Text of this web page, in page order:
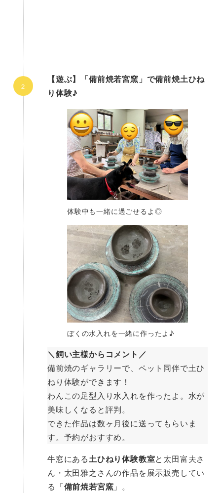
【遊ぶ】「備前焼若宮窯」で備前焼土ひね
り体験♪
体験中も一緒に過ごせるよ◎
ぼくの水入れを一緒に作ったよ♪
＼飼い主様からコメント／
備前焼のギャラリーで、ペット同伴で土ひ
ねり体験ができます！
わんこの足型入り水入れを作ったよ。水が
美味しくなると評判。
できた作品は数ヶ月後に送ってもらいま
す。予約がおすすめ。
牛窓にある土ひねり体験教室と太田富夫さ
ん・太田雅之さんの作品を展示販売してい
る「備前焼若宮窯 」。